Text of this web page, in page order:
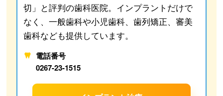
切」と評判の歯科医院。インプラントだけで
なく、一般歯科や小児歯科、歯列矯正、審美
歯科なども提供しています。
電話番号
0267-23-1515